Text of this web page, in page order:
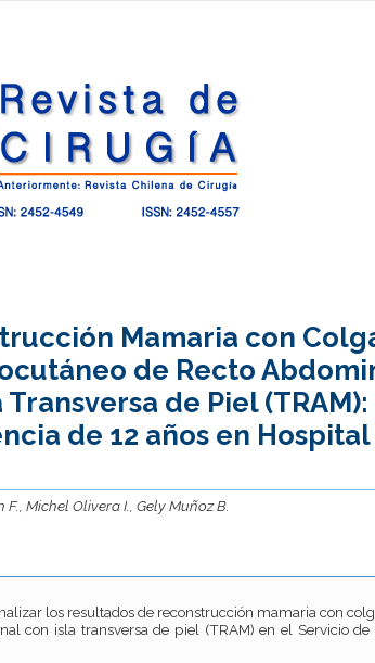
Mamaria con
de Recto
de Piel (TRAM):
de 12 años en Hospital
F., Michel Olivera I., Gely Muñoz B.
los resultados de reconstrucción mamaria con
con isla transversa de piel (TRAM) en el Servicio